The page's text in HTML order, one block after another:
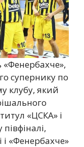
супернику по
клубу, який
«ЦСКА» і
і «Фенербахче»